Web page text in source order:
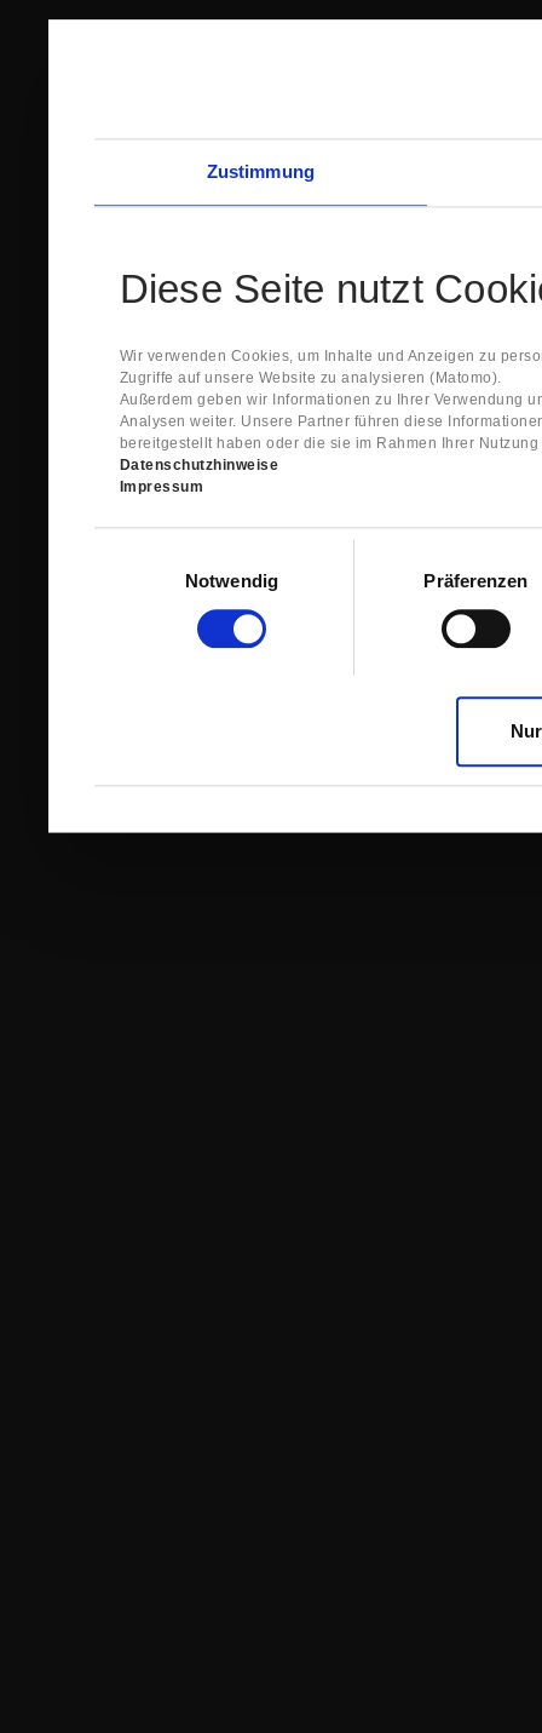
Zustimmung
Diese Seite nutzt
Wir verwenden Cookies, um Inhalte und Anzeigen zu
Zugriffe auf unsere Website zu analysieren (Matomo).
Außerdem geben wir Informationen zu Ihrer Verwendung
Analysen weiter. Unsere Partner führen diese
bereitgestellt haben oder die sie im Rahmen Ihrer
Datenschutzhinweise
Impressum
Notwendig
Präferenzen